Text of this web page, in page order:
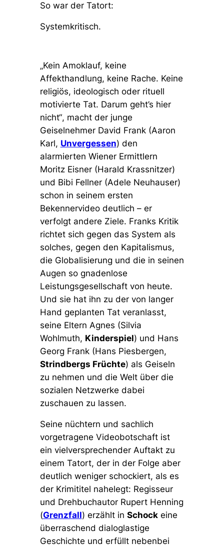
So war der Tatort:
Systemkritisch.
„Kein Amoklauf, keine
Affekthandlung, keine Rache. Keine
religiös, ideologisch oder rituell
motivierte Tat. Darum geht’s hier
nicht“, macht der junge
Geiselnehmer David Frank (Aaron
Karl, Unvergessen) den
alarmierten Wiener Ermittlern
Moritz Eisner (Harald Krassnitzer)
und Bibi Fellner (Adele Neuhauser)
schon in seinem ersten
Bekennervideo deutlich – er
verfolgt andere Ziele. Franks Kritik
richtet sich gegen das System als
solches, gegen den Kapitalismus,
die Globalisierung und die in seinen
Augen so gnadenlose
Leistungsgesellschaft von heute.
Und sie hat ihn zu der von langer
Hand geplanten Tat veranlasst,
seine Eltern Agnes (Silvia
Wohlmuth, Kinderspiel) und Hans
Georg Frank (Hans Piesbergen,
Strindbergs Früchte) als Geiseln
zu nehmen und die Welt über die
sozialen Netzwerke dabei
zuschauen zu lassen.
Seine nüchtern und sachlich
vorgetragene Videobotschaft ist
ein vielversprechender Auftakt zu
einem Tatort, der in der Folge aber
deutlich weniger schockiert, als es
der Krimititel nahelegt: Regisseur
und Drehbuchautor Rupert Henning
(Grenzfall) erzählt in Schockeine
überraschend dialoglastige
Geschichte und erfüllt nebenbei